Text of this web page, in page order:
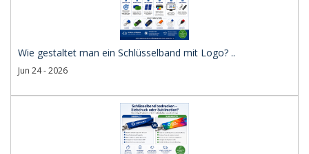
Wie gestaltet man ein Schlüsselband mit Logo? ..
Jun 24 - 2026